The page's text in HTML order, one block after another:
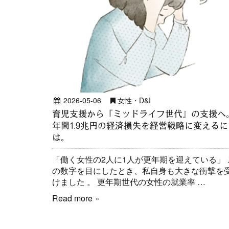
2026-05-06 女性・D&I
育児支援から『ミッドライフ世代』の支援へ
年間1.9兆円の経済損失を経営戦略に変えるに
は。
「働く女性の2人に1人が更年期を迎えている」
の数字を目にしたとき、私自身も大きな衝撃を
けました 。 更年期世代の女性の就業率 …
Read more